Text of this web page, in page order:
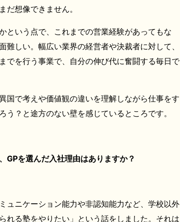
だ想像できません。
という点で、これまでの営業経験があってもな
しい。幅広い業界の経営者や決裁者に対して、
でを行う事業で、自分の伸び代に奮闘する毎日で
国で考えや価値観の違いを理解しながら仕事をす
？と途方のない壁を感じているところです。
GPを選んだ入社理由はありますか？
ュニケーション能力や非認知能力など、学校以外
れる塾をやりたい」という話をしました。それは